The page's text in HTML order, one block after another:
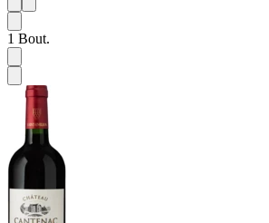
1
1 Bout.